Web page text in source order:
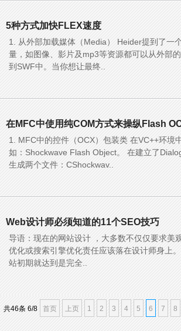
5种方式加快FLEX速度
1. 从外部加载媒体（Media） Heider提到了
量，如图像、影片及mp3等资源都可以从外部
到SWF中。当你想让最终..
在MFC中使用纯COM方式来操纵Flash
1. MFC中的控件（OCX）包装类 在VC++环境
如：Shockwave Flash Object。 在建立了
生成两个文件：CShockwav..
Web设计师必须知道的11个SEO技巧
导语：现在的网站设计 ，大多数不仅仅要求美
优化或搜索引擎优化责任应该落在设计师身上
站初期就达到是完全..
共46条 6/8 首页 上页 1 2 3 4 5 6 7 8